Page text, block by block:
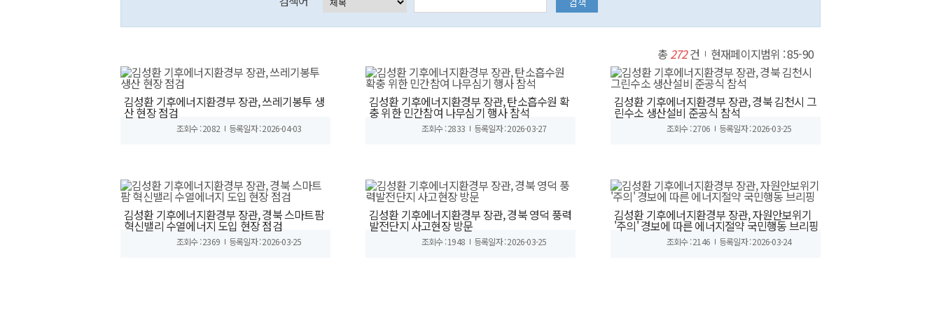
총272건 현재페이지범위 : 85-90
김성환 기후에너지환경부 장관, 쓰레기봉투 생
산 현장 점검
조회수 : 2082 등록일자 : 2026-04-03
김성환 기후에너지환경부 장관, 탄소흡수원 확
충 위한 민간참여 나무심기 행사 참석
조회수 : 2833 등록일자 : 2026-03-27
김성환 기후에너지환경부 장관, 경북 김천시 그
린수소 생산설비 준공식 참석
조회수 : 2706 등록일자 : 2026-03-25
김성환 기후에너지환경부 장관, 경북 스마트팜
혁신밸리 수열에너지 도입 현장 점검
조회수 : 2369 등록일자 : 2026-03-25
김성환 기후에너지환경부 장관, 경북 영덕 풍력
발전단지 사고현장 방문
조회수 : 1948 등록일자 : 2026-03-25
김성환 기후에너지환경부 장관, 자원안보위기
'주의' 경보에 따른 에너지절약 국민행동 브리핑
조회수 : 2146 등록일자 : 2026-03-24